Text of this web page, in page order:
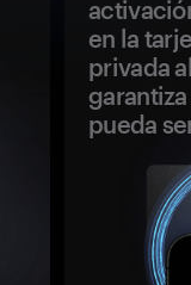
en la
privada
pueda